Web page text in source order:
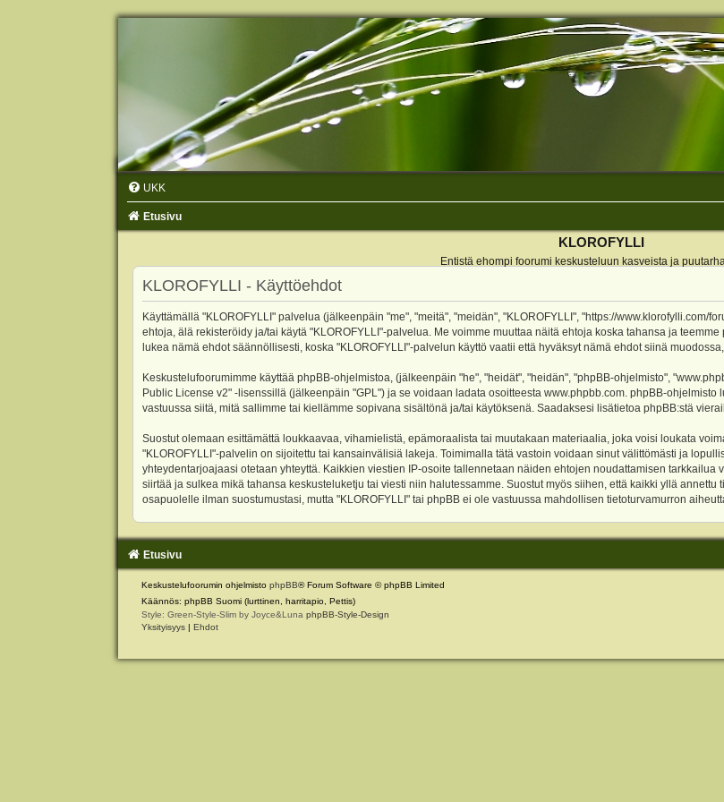
UKK
Etusivu
KLOROFYLLI
Entistä ehompi foorumi keskusteluun kasveista ja
KLOROFYLLI - Käyttöehdot
Käyttämällä "KLOROFYLLI" palvelua (jälkeenpäin "me", "meitä", "meidän", "KLOROFYLLI", "https://www.klorofylli.com/
ehtoja, älä rekisteröidy ja/tai käytä "KLOROFYLLI"-palvelua. Me voimme muuttaa näitä ehtoja koska tahansa ja
lukea nämä ehdot säännöllisesti, koska "KLOROFYLLI"-palvelun käyttö vaatii että hyväksyt nämä ehdot siinä
Keskustelufoorumimme käyttää phpBB-ohjelmistoa, (jälkeenpäin "he", "heidät", "heidän", "phpBB-ohjelmisto",
Public License v2" -lisenssillä (jälkeenpäin "GPL") ja se voidaan ladata osoitteesta www.phpbb.com. phpBB-ohjelmisto
vastuussa siitä, mitä sallimme tai kiellämme sopivana sisältönä ja/tai käytöksenä. Saadaksesi lisätietoa phpBB:stä
Suostut olemaan esittämättä loukkaavaa, vihamielistä, epämoraalista tai muutakaan materiaalia, joka voisi loukata
"KLOROFYLLI"-palvelin on sijoitettu tai kansainvälisiä lakeja. Toimimalla tätä vastoin voidaan sinut välittömästi ja
yhteydentarjoajaasi otetaan yhteyttä. Kaikkien viestien IP-osoite tallennetaan näiden ehtojen noudattamisen tarkkailua
siirtää ja sulkea mikä tahansa keskusteluketju tai viesti niin halutessamme. Suostut myös siihen, että kaikki yllä
osapuolelle ilman suostumustasi, mutta "KLOROFYLLI" tai phpBB ei ole vastuussa mahdollisen tietoturvamurron
Etusivu
Keskustelufoorumin ohjelmisto phpBB® Forum Software © phpBB Limited
Käännös: phpBB Suomi (lurttinen, harritapio, Pettis)
Style: Green-Style-Slim by Joyce&Luna phpBB-Style-Design
Yksityisyys | Ehdot